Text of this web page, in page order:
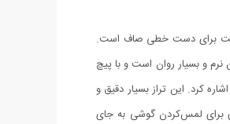
برای دست خطی صاف است.
نرم و بسیار روان است و با پیچ
کرد. این تراز بسیار دقیق و
برای لمس‌کردن گوشی به جای